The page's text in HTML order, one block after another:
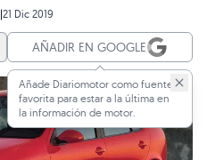
|21 Dic 2019
AÑADIR EN GOOGLE
Añade Diariomotor como fuente
favorita para estar a la última en
la información de motor.